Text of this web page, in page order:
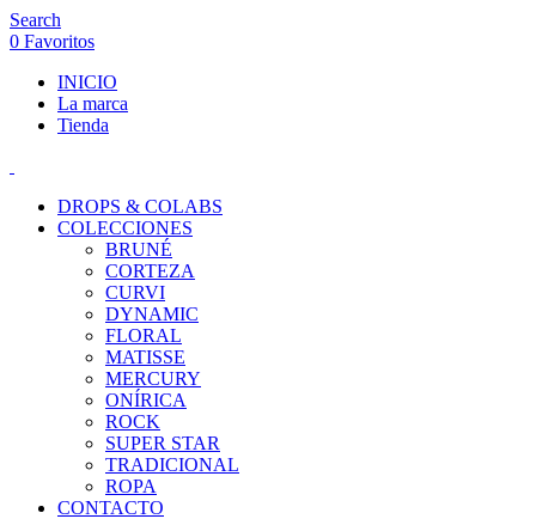
Search
0 Favoritos
INICIO
La marca
Tienda
DROPS & COLABS
COLECCIONES
BRUNÉ
CORTEZA
CURVI
DYNAMIC
FLORAL
MATISSE
MERCURY
ONÍRICA
ROCK
SUPER STAR
TRADICIONAL
ROPA
CONTACTO